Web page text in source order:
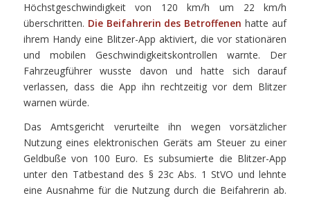
Höchstgeschwindigkeit von 120 km/h um 22 km/h
überschritten. Die Beifahrerin des Betroffenen hatte auf
ihrem Handy eine Blitzer-App aktiviert, die vor stationären
und mobilen Geschwindigkeitskontrollen warnte. Der
Fahrzeugführer wusste davon und hatte sich darauf
verlassen, dass die App ihn rechtzeitig vor dem Blitzer
warnen würde.
Das Amtsgericht verurteilte ihn wegen vorsätzlicher
Nutzung eines elektronischen Geräts am Steuer zu einer
Geldbuße von 100 Euro. Es subsumierte die Blitzer-App
unter den Tatbestand des § 23c Abs. 1 StVO und lehnte
eine Ausnahme für die Nutzung durch die Beifahrerin ab.